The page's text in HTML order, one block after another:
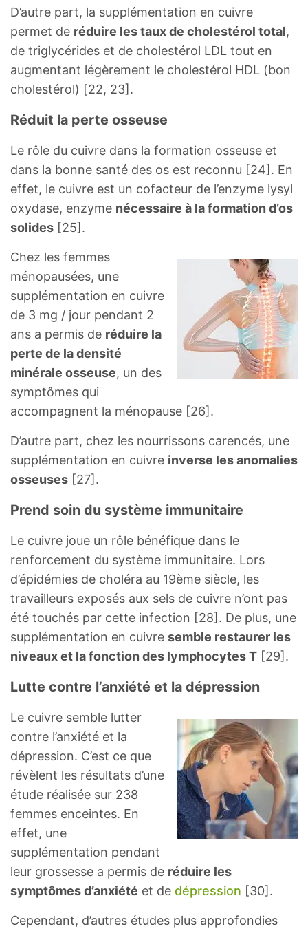
D’autre part, la supplémentation en cuivre
permet de réduire les taux de cholestérol total,
de triglycérides et de cholestérol LDL tout en
augmentant légèrement le cholestérol HDL (bon
cholestérol) [22, 23].
Réduit la perte osseuse
Le rôle du cuivre dans la formation osseuse et
dans la bonne santé des os est reconnu [24]. En
effet, le cuivre est un cofacteur de l’enzyme lysyl
oxydase, enzyme nécessaire à la formation d’os
solides [25].
Chez les femmes
ménopausées, une
supplémentation en cuivre
de 3 mg / jour pendant 2
ans a permis de réduire la
perte de la densité
minérale osseuse, un des
symptômes qui
accompagnent la ménopause [26].
D’autre part, chez les nourrissons carencés, une
supplémentation en cuivre inverse les anomalies
osseuses [27].
Prend soin du système immunitaire
Le cuivre joue un rôle bénéfique dans le
renforcement du système immunitaire. Lors
d’épidémies de choléra au 19ème siècle, les
travailleurs exposés aux sels de cuivre n’ont pas
été touchés par cette infection [28]. De plus, une
supplémentation en cuivre semble restaurer les
niveaux et la fonction des lymphocytes T [29].
Lutte contre l’anxiété et la dépression
Le cuivre semble lutter
contre l’anxiété et la
dépression. C’est ce que
révèlent les résultats d’une
étude réalisée sur 238
femmes enceintes. En
effet, une
supplémentation pendant
leur grossesse a permis de réduire les
symptômes d’anxiété et de dépression [30].
Cependant, d’autres études plus approfondies